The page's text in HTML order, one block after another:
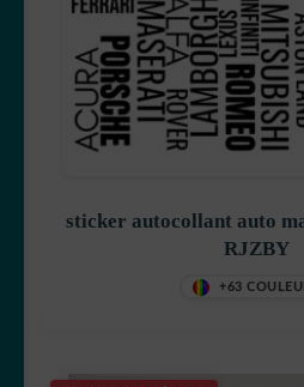
sticker autocollant auto
RJZBY
+63